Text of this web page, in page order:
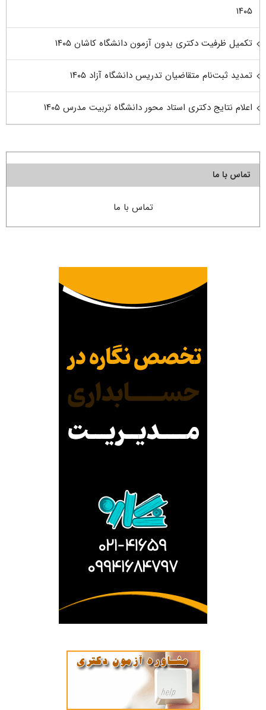
۱۴۰۵
تکمیل ظرفیت دکتری بدون آزمون دانشگاه کاشان ۱۴۰۵
تمدید ثبت‌نام متقاضیان تدریس دانشگاه آزاد ۱۴۰۵
اعلام نتایج دکتری استاد محور دانشگاه تربیت مدرس ۱۴۰۵
تماس با ما
تماس با ما